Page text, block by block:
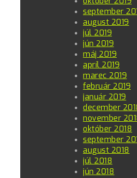
september
august 2019
júl 2019
jún 2019
máj 2019
apríl 2019
marec 2019
február 2019
január 2019
december
november
október 2018
september
august 2018
júl 2018
jún 2018